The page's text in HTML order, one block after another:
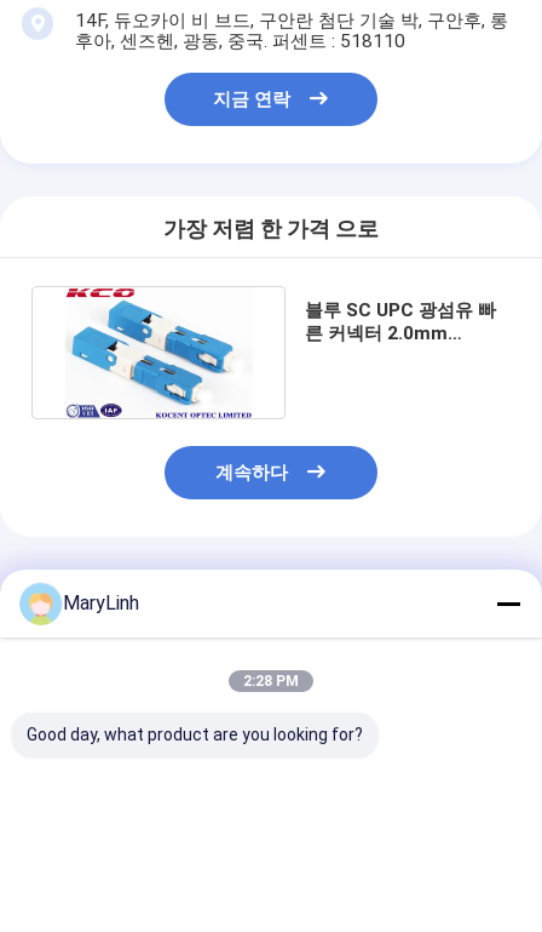
14F, 듀오카이 비 브드, 구안란 첨단 기술 박, 구안후, 롱
후아, 센즈헨, 광동, 중국. 퍼센트 : 518110
지금 연락
가장 저렴 한 가격 으로
블루 SC UPC 광섬유 빠
른 커넥터 2.0mm
계속하다
추천된 제품
MaryLinh
2:28 PM
Good day, what product are you looking for?